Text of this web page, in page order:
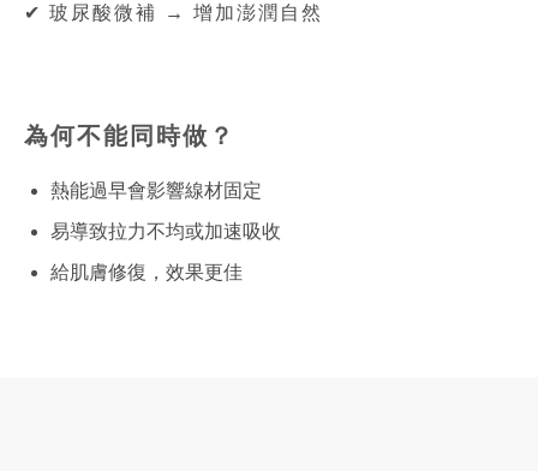
✔ 玻尿酸微補 → 增加澎潤自然
為何不能同時做？
熱能過早會影響線材固定
易導致拉力不均或加速吸收
給肌膚修復，效果更佳